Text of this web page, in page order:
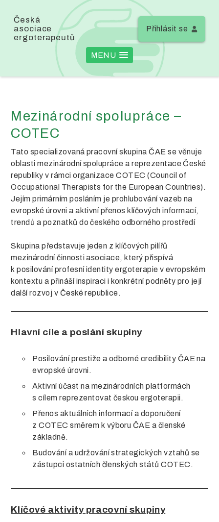
Česká
asociace
ergoterapeutů
Přihlásit se
MENU
Mezinárodní spolupráce –
COTEC
Tato specializovaná pracovní skupina ČAE se věnuje
oblasti mezinárodní spolupráce a reprezentace České
republiky v rámci organizace COTEC (Council of
Occupational Therapists for the European Countries).
Jejím primárním posláním je prohlubování vazeb na
evropské úrovni a aktivní přenos klíčových informací,
trendů a poznatků do českého odborného prostředí
Skupina představuje jeden z klíčových pilířů
mezinárodní činnosti asociace, který přispívá
k posilování profesní identity ergoterapie v evropském
kontextu a přináší inspiraci i konkrétní podněty pro její
další rozvoj v České republice.
Hlavní cíle a poslání skupiny
Posilování prestiže a odborné credibility ČAE na
evropské úrovni.
Aktivní účast na mezinárodních platformách
s cílem reprezentovat českou ergoterapii.
Přenos aktuálních informací a doporučení
z COTEC směrem k výboru ČAE a členské
základně.
Budování a udržování strategických vztahů se
zástupci ostatních členských států COTEC.
Klíčové aktivity pracovní skupiny